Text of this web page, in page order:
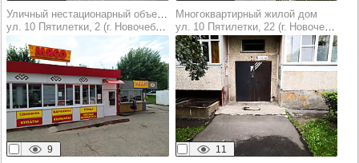
Уличный нестационарный объект торговли (оказания услуг)
ул. 10 Пятилетки, 2 (г. Новочебоксарск)
9
Многоквартирный жилой дом
ул. 10 Пятилетки, 22 (г. Новочебоксарск)
11